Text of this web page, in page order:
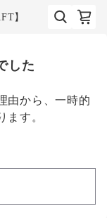
】
した
由から、一時的
ます。